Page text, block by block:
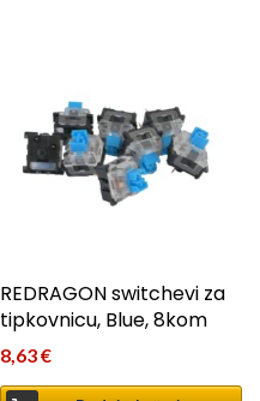
REDRAGON switchevi za
tipkovnicu, Blue, 8kom
8,63€